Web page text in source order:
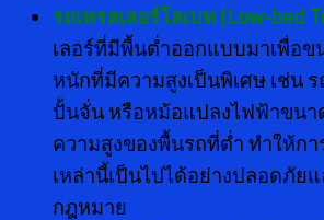
รถเทรลเลอร์โลเบท (Low-bed
เลอร์ที่มีพื้นต่ำออกแบบมาเพื่อข
หนักที่มีความสูงเป็นพิเศษ เช่น
ปั้นจั่น หรือหม้อแปลงไฟฟ้าขน
ความสูงของพื้นรถที่ต่ำ ทำให้ก
เหล่านี้เป็นไปได้อย่างปลอดภัย
กฎหมาย